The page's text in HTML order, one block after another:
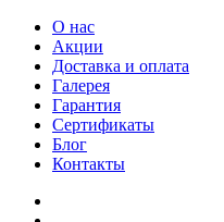
О нас
Акции
Доставка и оплата
Галерея
Гарантия
Сертификаты
Блог
Контакты